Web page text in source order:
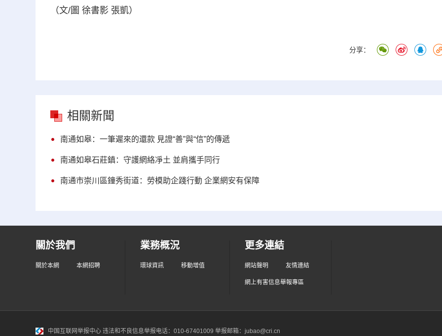
（文/圖 徐書影 張凱）
分享：
相關新聞
南通如皋：一筆遲來的還款 見證“善”與“信”的傳遞
南通如皋石莊鎮：守護網絡凈土 並肩攜手同行
南通市崇川區鐘秀街道：勞模助企踐行動 企業網安有保障
關於我們
關於本網 本網招聘
業務概況
環球資訊 移動增值
更多連結
網站聲明 友情連結
網上有害信息舉報專區
中国互联网举报中心 违法和不良信息举报电话：010-67401009 举报邮箱：jubao@cri.cn